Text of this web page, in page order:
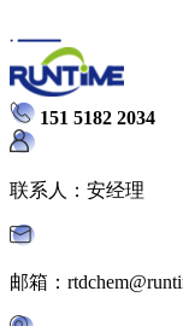
151 5182 2034
联系人：安经理
邮箱：